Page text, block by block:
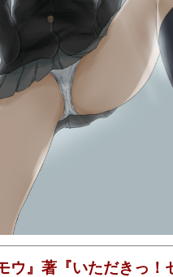
ウ』著『いただきっ！